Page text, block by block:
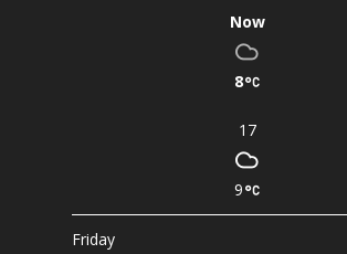
Now
8
17
9
Friday